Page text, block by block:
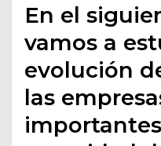
En el
vamos a
evolución
las